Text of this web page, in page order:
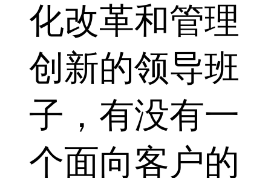
化改革和管理
创新的领导班
子，有没有一
个面向客户的